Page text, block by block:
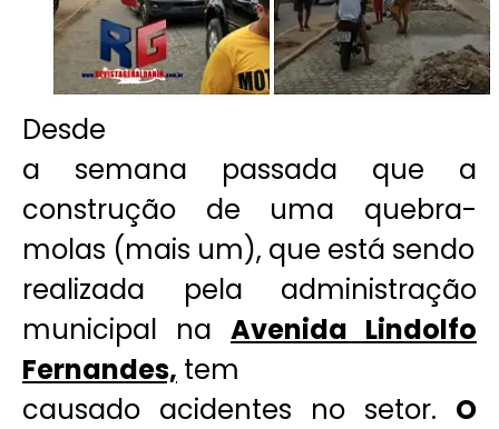
Desde
a semana passada que a
construção de uma quebra-
molas (mais um), que está sendo
realizada pela administração
municipal na Avenida Lindolfo
Fernandes, tem
causado acidentes no setor. O